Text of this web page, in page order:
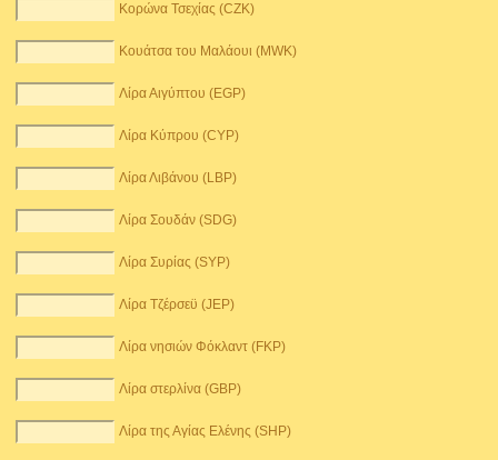
Κορώνα Τσεχίας (CZK)
Κουάτσα του Μαλάουι (MWK)
Λίρα Αιγύπτου (EGP)
Λίρα Κύπρου (CYP)
Λίρα Λιβάνου (LBP)
Λίρα Σουδάν (SDG)
Λίρα Συρίας (SYP)
Λίρα Τζέρσεϋ (JEP)
Λίρα νησιών Φόκλαντ (FKP)
Λίρα στερλίνα (GBP)
Λίρα της Αγίας Ελένης (SHP)